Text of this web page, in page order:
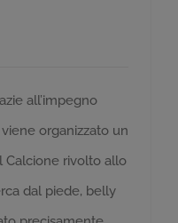
all’impegno
organizzato un
Calcione rivolto allo
dal piede, belly